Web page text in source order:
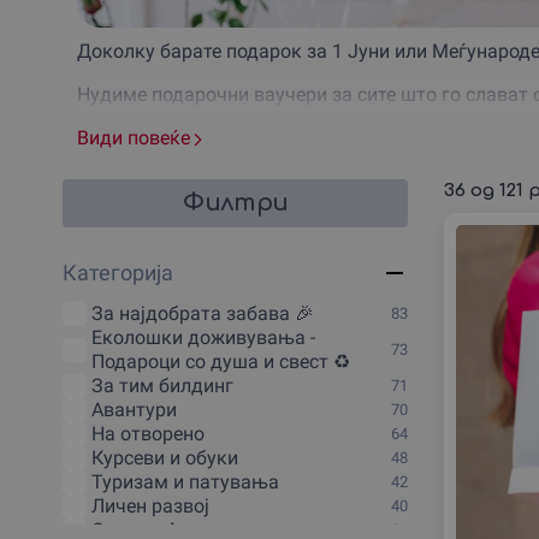
Доколку барате подарок за 1 Јуни или
Нудиме подарочни ваучери за сите што го
Меѓународниот ден на децата го слават
како мали деца.
Затоа можете да изненадите речиси секого за
Спортски индивидуални или групни
Авантури во вода
Екстремни доживувања кои се погодни и за
Уметничко студио со часови по цртање
Споделени подароци за 1 Јуни што се
Летни кампови со многу емоции
Музички искуства, како снимање песна
Забава на јахта
И уште многу други опции!
Види повеќе
Филтри
Категорија
За наjдобрата забава 🎉 83
Еколошки доживувања -
Подароци со душа и свест ♻️
73
За тим билдинг 71
Авантури 70
На отворено 64
Курсеви и обуки 48
Туризам и патувања 42
Личен развој 40
Спорт и Фитнес 36
36 од121